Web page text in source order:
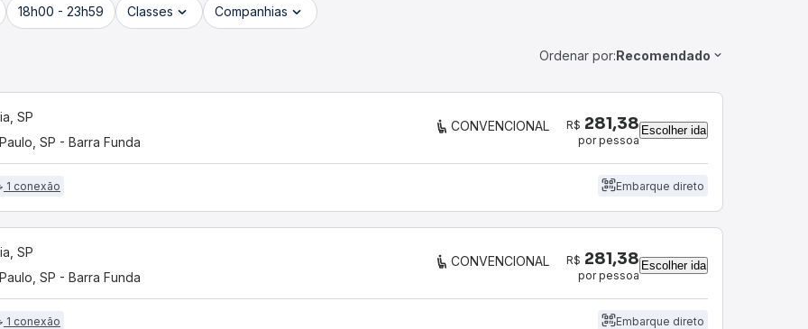
18h00 - 23h59 Classes Companhias
Ordenar por:Recomendado
SP
SP - Barra Funda
CONVENCIONAL R$ 281,38
por pessoa
Escolher ida
1 conexão Embarque direto
SP
SP - Barra Funda
CONVENCIONAL R$ 281,38
por pessoa
Escolher ida
1 conexão Embarque direto